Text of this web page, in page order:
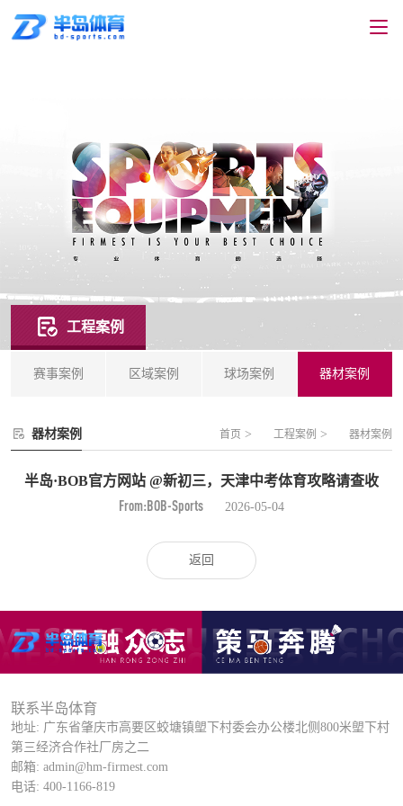
工程案例
赛事案例 区域案例 球场案例 器材案例
器材案例 首页 > 工程案例 > 器材案例
半岛·BOB官方网站 @新初三，天津中考体育攻略请查收
From:BOB-Sports 2026-05-04
返回
联系半岛体育
地址: 广东省肇庆市高要区蛟塘镇塱下村委会办公楼北侧800米塱下村
第三经济合作社厂房之二
邮箱: admin@hm-firmest.com
电话: 400-1166-819